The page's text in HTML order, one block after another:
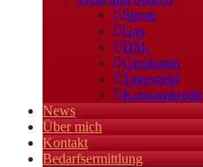
Strom
Gas
DSL
Girokonto
Tagesgeld
Konsumkredit
News
Über mich
Kontakt
Bedarfsermittlung